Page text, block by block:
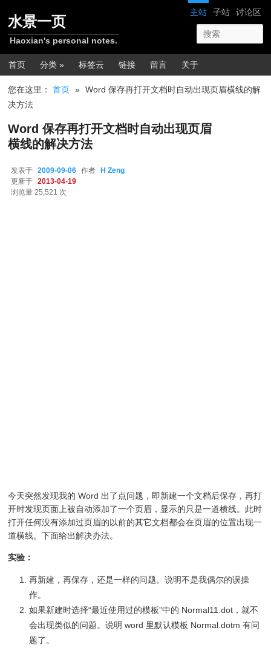
网站导航
主站 子站 讨论区
水景一页
Haoxian's personal notes.
主菜单
首页 分类 » 标签云 链接 留言 关于
您在这里：首页 » Word 保存再打开文档时自动出现页眉横线的解
决方法
Word 保存再打开文档时自动出现页眉
横线的解决方法
发表于 2009-09-06 作者
H Zeng
更新于
2013-04-19
浏览量 25,521 次
今天突然发现我的 Word 出了点问题，即新建一个文档后保存，再打
开时发现页面上被自动添加了一个页眉，显示的只是一道横线。此时
打开任何没有添加过页眉的以前的其它文档都会在页眉的位置出现一
道横线。下面给出解决办法。
实验：
再新建，再保存，还是一样的问题。说明不是我偶尔的误操
作。
如果新建时选择“最近使用过的模板”中的 Normal11.dot，就不
会出现类似的问题。说明 word 里默认模板 Normal.dotm 有问
题了。